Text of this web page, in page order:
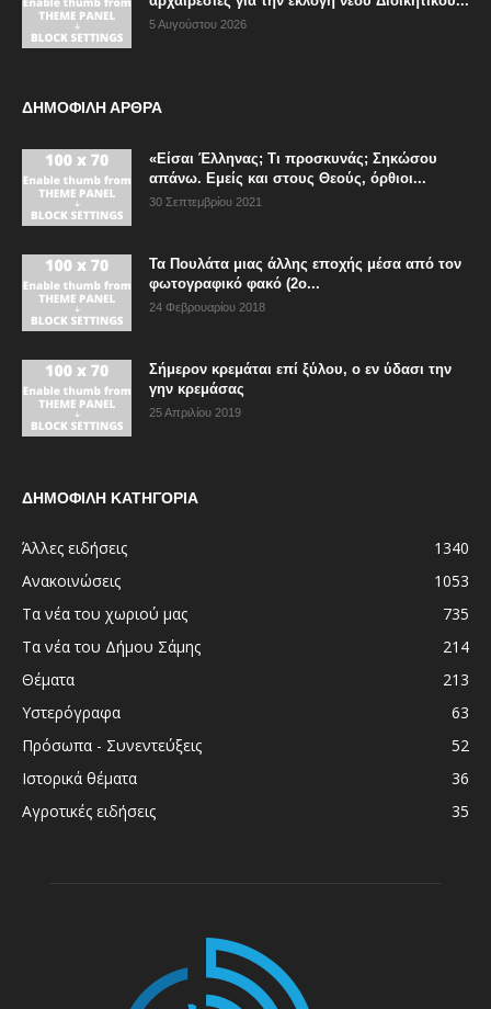
5 Αυγούστου 2026
ΔΗΜΟΦΙΛΗ ΑΡΘΡΑ
«Είσαι Έλληνας; Τι προσκυνάς; Σηκώσου
απάνω. Εμείς και στους Θεούς, όρθιοι...
30 Σεπτεμβρίου 2021
Τα Πουλάτα μιας άλλης εποχής μέσα από τον
φωτογραφικό φακό (2ο...
24 Φεβρουαρίου 2018
Σήμερον κρεμάται επί ξύλου, ο εν ύδασι την
γην κρεμάσας
25 Απριλίου 2019
ΔΗΜΟΦΙΛΗ ΚΑΤΗΓΟΡΙΑ
Άλλες ειδήσεις
1340
Ανακοινώσεις
1053
Τα νέα του χωριού μας
735
Τα νέα του Δήμου Σάμης
214
Θέματα
213
Υστερόγραφα
63
Πρόσωπα - Συνεντεύξεις
52
Ιστορικά θέματα
36
Αγροτικές ειδήσεις
35